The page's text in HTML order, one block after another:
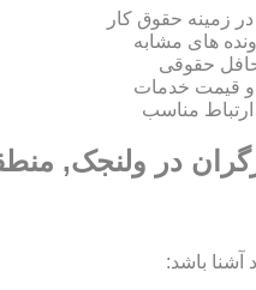
زمینه حقوق کار
های مشابه
حقوقی
و قیمت خدمات
ارتباط مناسب
در ولنجک,
باشد: